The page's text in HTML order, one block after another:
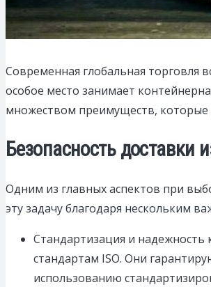
Современная глобальная торговля
особое место занимает
множеством преимуществ,
Безопасность доставки
Одним из главных аспектов при
эту задачу благодаря нескольким
Стандартизация и
стандартам ISO. Они
использованию